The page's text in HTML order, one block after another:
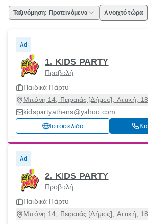
Ταξινόμηση: Προτεινόμενα Ανοιχτό τώρα
Ad
1. KIDS PARTY
Προβολή
Παιδικά Πάρτυ
Μπόνη 14, Πειραιάς [Δήμος], Αττική,
kidspartyathens@yahoo.com
Ιστοσελίδα
Ad
2. KIDS PARTY
Προβολή
Παιδικά Πάρτυ
Μπόνη 14, Πειραιάς [Δήμος], Αττική,